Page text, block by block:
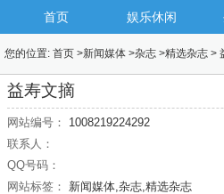
首页 娱乐休闲
您的位置: 首页 >新闻媒体 >杂志 >精选杂志 >
益寿文摘
网站编号：
1008219224292
联系人：
QQ号码：
网站标签：
新闻媒体,杂志,精选杂志